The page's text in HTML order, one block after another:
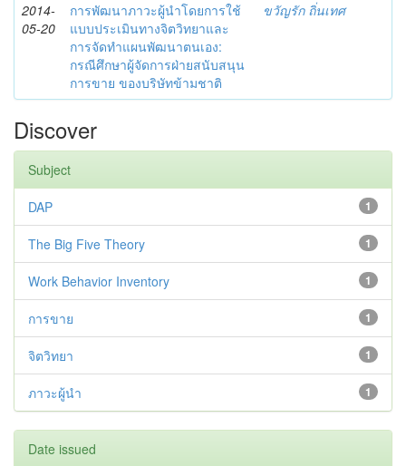
2014-
05-20
การพัฒนาภาวะผู้นำโดยการใช้
แบบประเมินทางจิตวิทยาและ
การจัดทำแผนพัฒนาตนเอง:
กรณีศึกษาผู้จัดการฝ่ายสนับสนุน
การขาย ของบริษัทข้ามชาติ
ขวัญรัก ถิ่นเทศ
Discover
Subject
1
DAP
1
The Big Five Theory
1
Work Behavior Inventory
1
การขาย
1
จิตวิทยา
1
ภาวะผู้นำ
Date issued